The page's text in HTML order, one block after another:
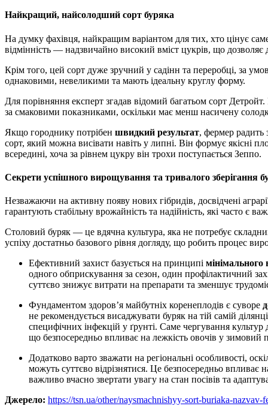
Найкращий, найсолодший сорт буряка
На думку фахівця, найкращим варіантом для тих, хто цінує
відмінність — надзвичайно високий вміст цукрів, що дозволяє
Крім того, цей сорт дуже зручний у садінн та переробці, за
однаковими, невеликими та мають ідеальну круглу форму.
Для порівняння експерт згадав відомий багатьом сорт
за смаковими показниками, оскільки має менш насичену
Якщо городнику потрібен швидкий результат, фермер радить
сорт, який можна висівати навіть у липні. Він формує якісні
всередині, хоча за рівнем цукру він трохи поступається Зеппо.
Секрети успішного вирощування та тривалого зберігання
Незважаючи на активну появу нових гібридів, досвідчені
гарантують стабільну врожайність та надійність, які часто є
Столовий буряк — це вдячна культура, яка не потребує
успіху достатньо базового рівня догляду, що робить процес
Ефективний захист базується на принципі мінімального
одного обприскування за сезон, один профілактичний
суттєво знижує витрати на препарати та зменшує
Фундаментом здоров’я майбутніх коренеплодів є суворе
не рекомендується висаджувати буряк на тій самій
специфічних інфекцій у ґрунті. Саме чергування
що безпосередньо впливає на лежкість овочів у зимовий
Додатково варто зважати на регіональні особливості,
можуть суттєво відрізнятися. Це безпосередньо впливає
важливо вчасно звертати увагу на стан посівів та
Джерело: https://tsn.ua/other/naysmachnishyy-sort-buriaka-